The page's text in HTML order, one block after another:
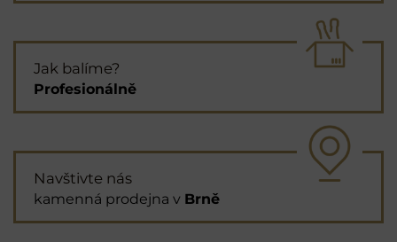
Jak balíme?
Profesionálně
Navštivte nás
kamenná prodejna v Brně